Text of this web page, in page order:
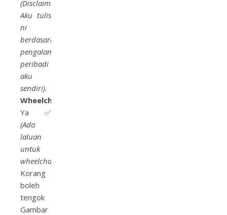
(Disclaimer:
Aku tulis
ni
berdasarkan
pengalaman
peribadi
aku
sendiri).
Wheelchair
Ya✅
(Ada
laluan
untuk
wheelchair).
Korang
boleh
tengok
Gambar